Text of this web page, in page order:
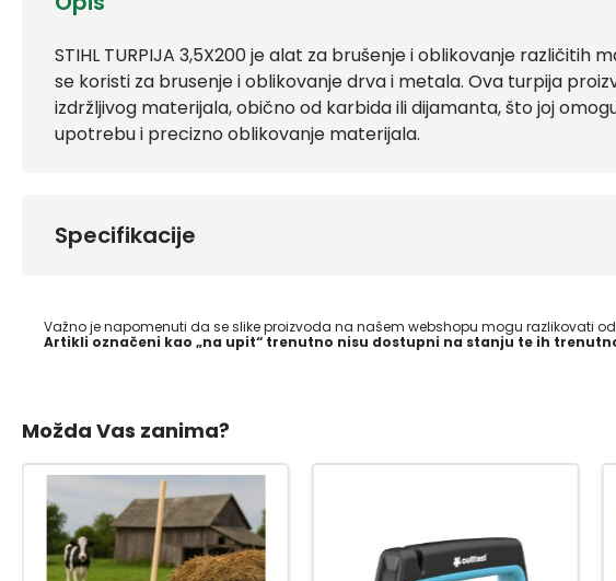
STIHL TURPIJA 3,5X200 je alat za brušenje i oblikovanje različitih
se koristi za brusenje i oblikovanje drva i metala. Ova turpija
izdržljivog materijala, obično od karbida ili dijamanta, što joj
upotrebu i precizno oblikovanje materijala.
Specifikacije
Važno je napomenuti da se slike proizvoda na našem webshopu mogu razlikovati
Artikli označeni kao „na upit“ trenutno nisu dostupni na stanju te ih
Možda Vas zanima?